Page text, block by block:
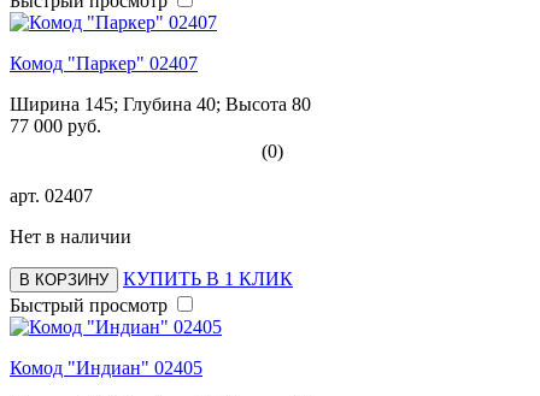
Комод "Паркер" 02407
Ширина 145; Глубина 40; Высота 80
77 000 руб.
(0)
арт. 02407
Нет в наличии
В КОРЗИНУ
КУПИТЬ В 1 КЛИК
Быстрый просмотр
Комод "Индиан" 02405